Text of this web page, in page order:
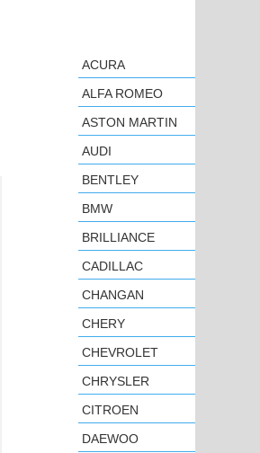
ACURA
ALFA ROMEO
ASTON MARTIN
AUDI
BENTLEY
BMW
BRILLIANCE
CADILLAC
CHANGAN
CHERY
CHEVROLET
CHRYSLER
CITROEN
DAEWOO